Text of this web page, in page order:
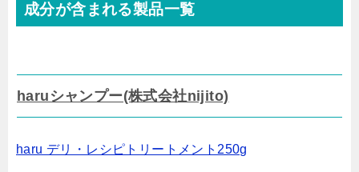
成分が含まれる製品一覧
haruシャンプー(株式会社nijito)
haru デリ・レシピトリートメント250g